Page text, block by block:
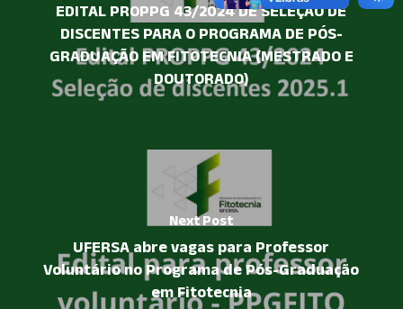
EDITAL PROPPG 43/2024 DE SELEÇÃO DE
DISCENTES PARA O PROGRAMA DE PÓS-
GRADUAÇÃO EM FITOTECNIA (MESTRADO E
DOUTORADO)
Next Post
UFERSA abre vagas para Professor
Voluntário no Programa de Pós-Graduação
em Fitotecnia